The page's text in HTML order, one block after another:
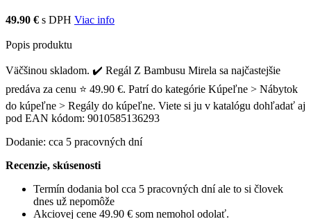
49.90 € s DPH Viac info
Popis produktu
Väčšinou skladom. ✔️ Regál Z Bambusu Mirela sa najčastejšie
predáva za cenu ⭐ 49.90 €. Patrí do kategórie Kúpeľne > Nábytok
do kúpeľne > Regály do kúpeľne. Viete si ju v katalógu dohľadať aj
pod EAN kódom: 9010585136293
Dodanie: cca 5 pracovných dní
Recenzie, skúsenosti
Termín dodania bol cca 5 pracovných dní ale to si človek
dnes už nepomôže
Akciovej cene 49.90 € som nemohol odolať.